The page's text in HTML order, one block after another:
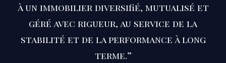
à un immobilier diversifié, mutualisé et
géré avec rigueur, au service de la
stabilité et de la performance à long
terme.”